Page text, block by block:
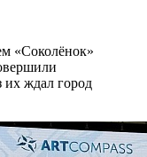
«Соколёнок»
их ждал город